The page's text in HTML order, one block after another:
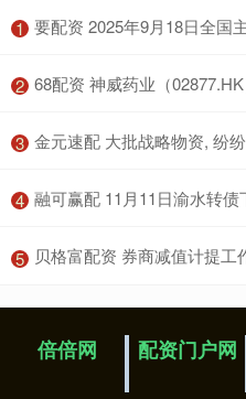
1 要配资 2025年9月18日全国
2 ​68配资 神威药业（
3 金元速配 大批战略物资, 纷纷达中
4 融可赢配 11月11日渝水转
5 贝格富配资 券商减值计提工作迎
倍倍网 配资门户网